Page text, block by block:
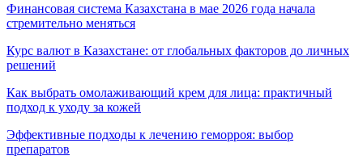
Финансовая система Казахстана в мае 2026 года начала
стремительно меняться
Курс валют в Казахстане: от глобальных факторов до личных
решений
Как выбрать омолаживающий крем для лица: практичный
подход к уходу за кожей
Эффективные подходы к лечению геморроя: выбор
препаратов